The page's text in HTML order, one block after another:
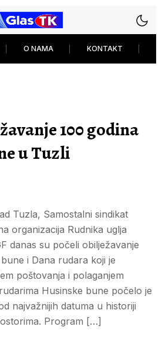
O NAMA KONTAKT
100 godina
u Tuzli
Tuzla, Samostalni sindikat
organizacija Rudnika uglja
danas su počeli obilježavanje
i Dana rudara koji je
poštovanja i polaganjem
Husinske bune počelo je
najvažnijih datuma u historiji
Program […]